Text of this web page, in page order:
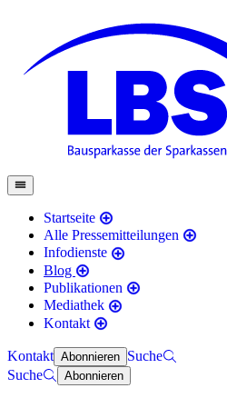
Startseite
Alle Pressemitteilungen
Infodienste
Blog
Publikationen
Mediathek
Kontakt
Kontakt Abonnieren Suche
Suche
Abonnieren